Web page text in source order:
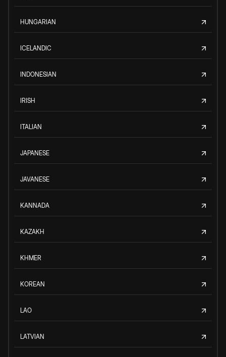
HUNGARIAN
ICELANDIC
INDONESIAN
IRISH
ITALIAN
JAPANESE
JAVANESE
KANNADA
KAZAKH
KHMER
KOREAN
LAO
LATVIAN